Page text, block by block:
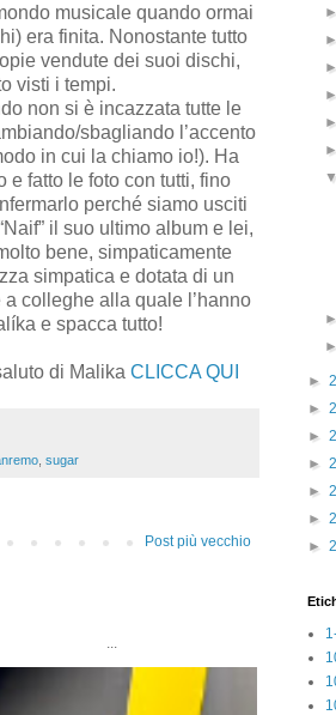
musicale quando ormai
era finita. Nonostante tutto
vendute dei suoi dischi,
visti i tempi.
non si è incazzata tutte le
sbagliando l’accento
in cui la chiamo io!). Ha
e fatto le foto con tutti, fino
perché siamo usciti
il suo ultimo album e lei,
bene, simpaticamente
simpatica e dotata di un
colleghe alla quale l’hanno
e spacca tutto!
di Malika CLICCA QUI
sugar
Post più vecchio
►
►
►
►
►
►
►